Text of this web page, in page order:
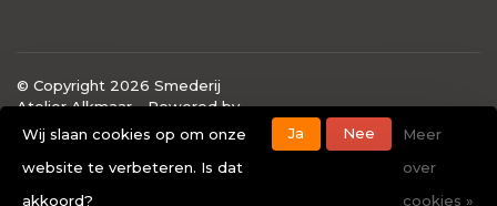
© Copyright 2026 Smederij
Atelier Alkmaar- Powered by
Lightspeed
- Theme by
Huysmans.me
-Smederij Atelier Alkmaar
Wij slaan cookies op om onze
website te verbeteren. Is dat
akkoord?
Ja Nee
Meer
over
cookies »